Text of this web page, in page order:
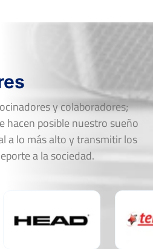
y colaboradores;
hacen posible nuestro sueño
a lo más alto y transmitir los
a la sociedad.